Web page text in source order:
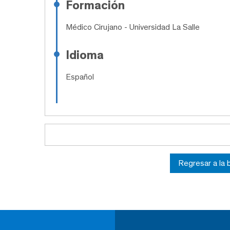
Formación
Médico Cirujano - Universidad La Salle
Idioma
Español
Regresar a la